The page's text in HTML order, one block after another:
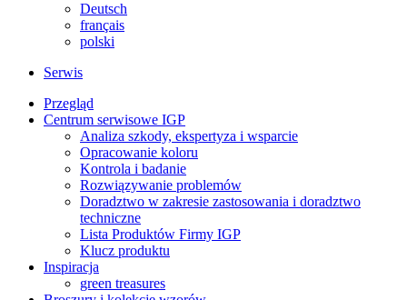
Deutsch
français
polski
Serwis
Przegląd
Centrum serwisowe IGP
Analiza szkody, ekspertyza i wsparcie
Opracowanie koloru
Kontrola i badanie
Rozwiązywanie problemów
Doradztwo w zakresie zastosowania i doradztwo
techniczne
Lista Produktów Firmy IGP
Klucz produktu
Inspiracja
green treasures